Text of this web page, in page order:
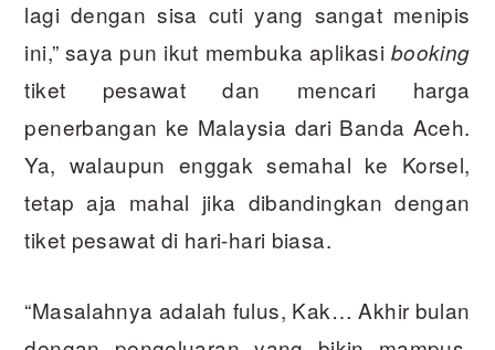
lagi dengan sisa cuti yang sangat menipis
ini,” saya pun ikut membuka aplikasi booking
tiket pesawat dan mencari harga
penerbangan ke Malaysia dari Banda Aceh.
Ya, walaupun enggak semahal ke Korsel,
tetap aja mahal jika dibandingkan dengan
tiket pesawat di hari-hari biasa.
“Masalahnya adalah fulus, Kak… Akhir bulan